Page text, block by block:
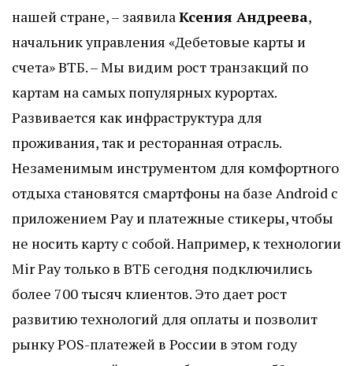
нашей стране, – заявилаКсения Андреева,
начальник управления «Дебетовые карты и
счета» ВТБ. – Мы видим рост транзакций по
картам на самых популярных курортах.
Развивается как инфраструктура для
проживания, так и ресторанная отрасль.
Незаменимым инструментом для комфортного
отдыха становятся смартфоны на базе Android с
приложением Pay и платежные стикеры, чтобы
не носить карту с собой. Например, к технологии
Mir Pay только в ВТБ сегодня подключились
более 700 тысяч клиентов. Это дает рост
развитию технологий для оплаты и позволит
рынку POS-платежей в России в этом году